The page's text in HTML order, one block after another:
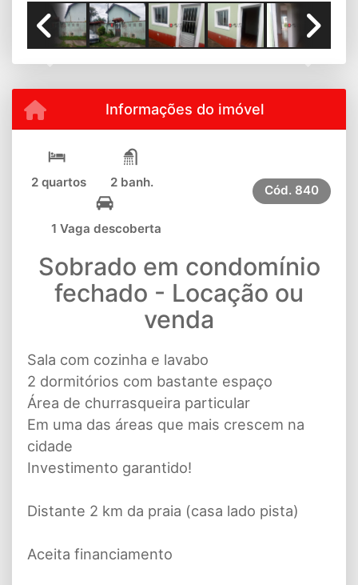
Previous Next
Informações do imóvel
2 quartos 2 banh.
1 Vaga descoberta
Cód. 840
Sobrado em condomínio
fechado - Locação ou
venda
Sala com cozinha e lavabo
2 dormitórios com bastante espaço
Área de churrasqueira particular
Em uma das áreas que mais crescem na
cidade
Investimento garantido!
Distante 2 km da praia (casa lado pista)
Aceita financiamento